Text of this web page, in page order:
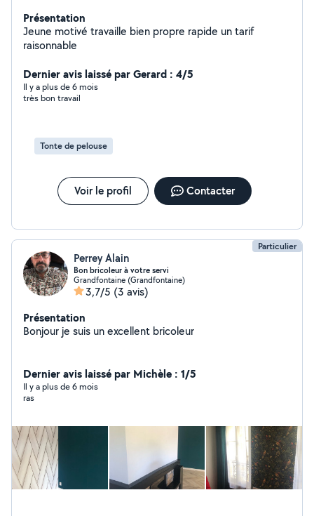
Présentation
Jeune motivé travaille bien propre rapide un tarif
raisonnable
Dernier avis laissé par Gerard : 4/5
Il y a plus de 6 mois
très bon travail
Tonte de pelouse
Voir le profil Contacter
Particulier
Perrey Alain
Bon bricoleur à votre servi
Grandfontaine (Grandfontaine)
3,7/5 (3 avis)
Présentation
Bonjour je suis un excellent bricoleur
Dernier avis laissé par Michèle : 1/5
Il y a plus de 6 mois
ras